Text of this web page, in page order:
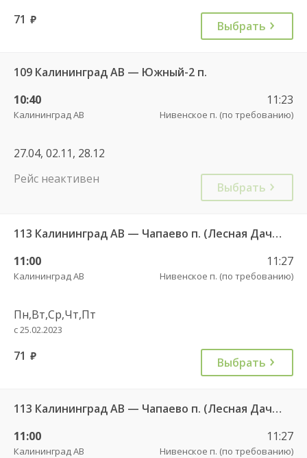
71 руб. Выбрать
109 Калининград АВ — Южный-2 п.
10:40
Калининград АВ
11:23
Нивенское п. (по требованию)
27.04, 02.11, 28.12
Рейс неактивен
Выбрать
113 Калининград АВ — Чапаево п. (Лесная Дача) ч/з Багратионовск г., Долгоруково п.
11:00
Калининград АВ
11:27
Нивенское п. (по требованию)
Пн,Вт,Ср,Чт,Пт
с 25.02.2023
71 руб. Выбрать
113 Калининград АВ — Чапаево п. (Лесная Дача) ч/з Багратионовск г., Долгоруково п.
11:00
Калининград АВ
11:27
Нивенское п. (по требованию)